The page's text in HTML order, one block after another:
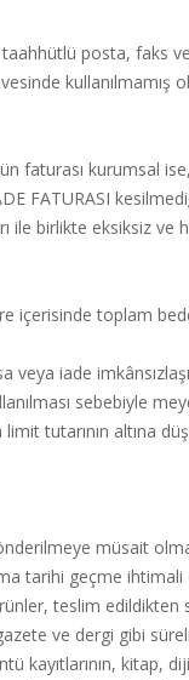
posta, faks
kullanılmamış
faturası kurumsal
FATURASI
birlikte eksiksiz ve
toplam
iade
sebebiyle
tutarının altına
müsait
tarihi geçme ihtimali
teslim edildikten
ve dergi gibi
kitap,